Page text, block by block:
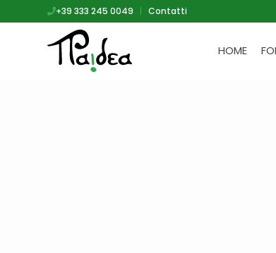
+39 333 245 0049 | Contatti
HOME